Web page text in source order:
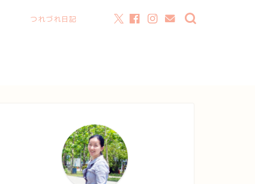
つれづれ日記